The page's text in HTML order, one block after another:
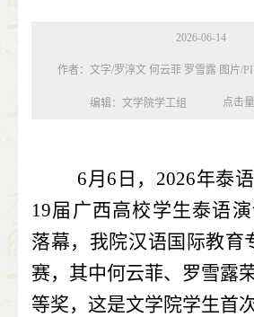
2026-06-14
作者：文字/罗淳文 何云菲 罗雪露 图片/
编辑：文学院学工组 点击量
19届广西高校学生泰语
落幕，我院汉语国际教育
赛，其中何云菲、罗雪露
等奖，这是文学院学生首